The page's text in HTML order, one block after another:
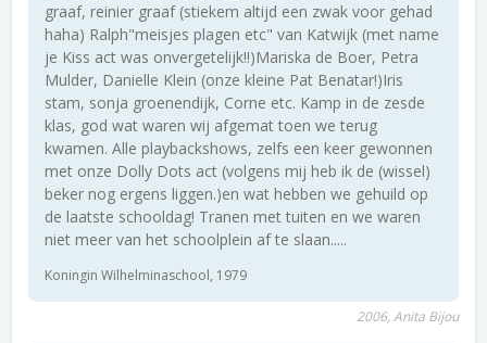
graaf, reinier graaf (stiekem altijd een zwak voor gehad
haha) Ralph"meisjes plagen etc" van Katwijk (met name
je Kiss act was onvergetelijk!!)Mariska de Boer, Petra
Mulder, Danielle Klein (onze kleine Pat Benatar!)Iris
stam, sonja groenendijk, Corne etc. Kamp in de zesde
klas, god wat waren wij afgemat toen we terug
kwamen. Alle playbackshows, zelfs een keer gewonnen
met onze Dolly Dots act (volgens mij heb ik de (wissel)
beker nog ergens liggen.)en wat hebben we gehuild op
de laatste schooldag! Tranen met tuiten en we waren
niet meer van het schoolplein af te slaan.....
Koningin Wilhelminaschool, 1979
2006, Anita Bijou